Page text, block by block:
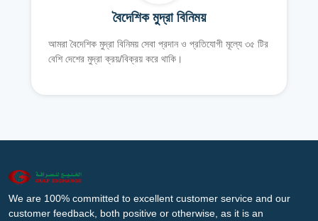
বৈদেশিক মুদ্রা বিনিময়
আমরা বৈদেশিক মুদ্রা বিনিময় সেবা প্রদান ও প্রতিযোগী মূল্যে ৩৫ টির
বেশি দেশের মুদ্রা ক্রয়/বিক্রয় করে থাকি।
We are 100% committed to excellent customer service and our
customer feedback, both positive or otherwise, as it is an